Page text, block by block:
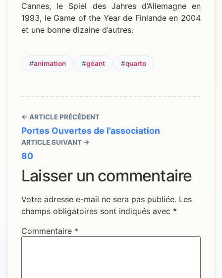
Cannes, le Spiel des Jahres d’Allemagne en
1993, le Game of the Year de Finlande en 2004
et une bonne dizaine d’autres.
#animation #géant #quarto
← ARTICLE PRÉCÉDENT
Portes Ouvertes de l’association
ARTICLE SUIVANT →
80
Laisser un commentaire
Votre adresse e-mail ne sera pas publiée. Les
champs obligatoires sont indiqués avec *
Commentaire *